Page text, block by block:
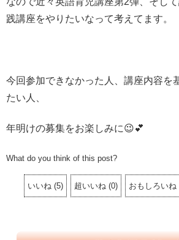
践講座をやりたいなって考えてます。
今回参加できなかった人、講座内容を
たい人、
年明けの募集をお楽しみに😉💕
What do you think of this post?
いいね (5) 超いいね (0) おもしろいね